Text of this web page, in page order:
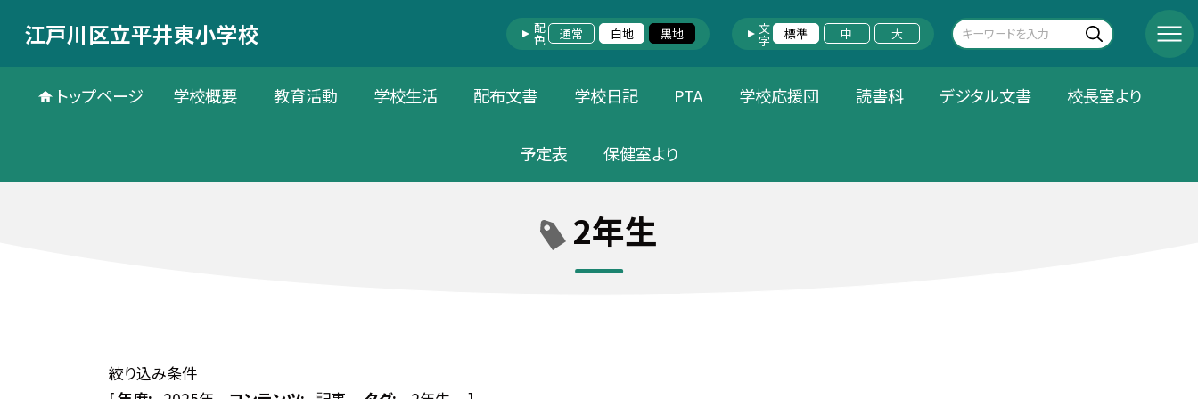
江戸川区立平井東小学校 配色 通常 白地 黒地 文字 標準 中 大
トップページ 学校概要 教育活動 学校生活 配布文書 学校日記 PTA 学校応援団 読書科 デジタル文書 校長室より
予定表 保健室より
2年生
絞り込み条件